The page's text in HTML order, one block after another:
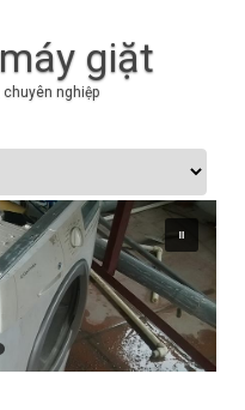
giặt
nghiệp